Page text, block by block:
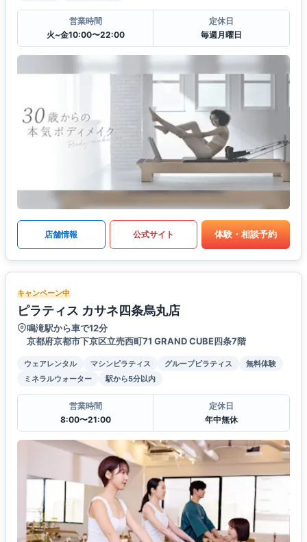
営業時間
火~金10:00〜22:00
定休日
毎週月曜日
店舗情報 公式サイト 体験・相談予約
キャンペーン中
ピラティス カサネ四条烏丸店
鳴滝駅から車で12分
京都府京都市下京区立売西町71 GRAND CUBE四条7階
ウェアレンタル マシンピラティス グループピラティス
無料体験
ミネラルウォーター
駅から5分以内
営業時間
8:00〜21:00
定休日
年中無休